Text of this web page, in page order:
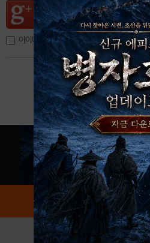
아이디, 이메일 저장
아이디 / 비밀번호 찾기
로그인 PC버전